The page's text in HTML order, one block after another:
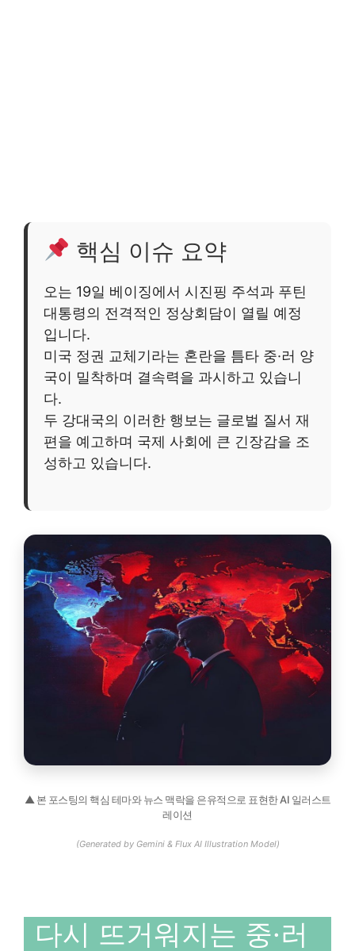
핵심 이슈 요약
오는 19일 베이징에서 시진핑 주석과 푸틴
대통령의 전격적인 정상회담이 열릴 예정
입니다.
미국 정권 교체기라는 혼란을 틈타 중·러 양
국이 밀착하며 결속력을 과시하고 있습니
다.
두 강대국의 이러한 행보는 글로벌 질서 재
편을 예고하며 국제 사회에 큰 긴장감을 조
성하고 있습니다.
▲ 본 포스팅의 핵심 테마와 뉴스 맥락을 은유적으로 표현한 AI 일러스트
레이션
(Generated by Gemini & Flux AI Illustration Model)
다시 뜨거워지는 중·러